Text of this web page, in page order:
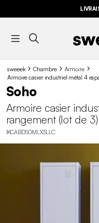
sweeek Chambre
Armoire
Armoire casier industriel métal 4
Soho
Armoire casier
rangement (lot de 3)
IKCABDSOMLX3LLC